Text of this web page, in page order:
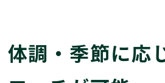
体調・季節に応